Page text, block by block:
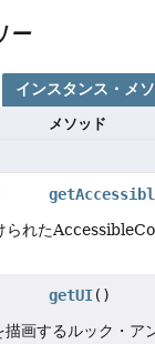
ー
インスタンス・メ
メソッド
られた
getUI()
描画するルック・ア